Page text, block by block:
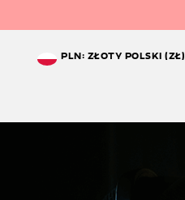
PLN: ZŁOTY POLSKI (ZŁ)